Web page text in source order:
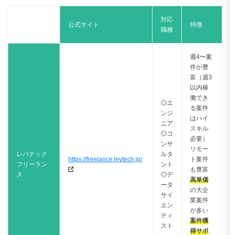
公式サイト
対応
職種
特徴
レバテック
フリーラン
ス
https://freelance.levtech.jp/
◎エ
ンジ
ニア
◎コ
ンサ
ルタ
ント
◎デ
ータ
サイ
エン
ティ
スト
週4〜案
件が豊
富（週3
以内稼
働でき
る案件
はハイ
スキル
必要）
リモー
ト案件
も豊富
高単価
の大企
業案件
が多い
案件獲
得サポ